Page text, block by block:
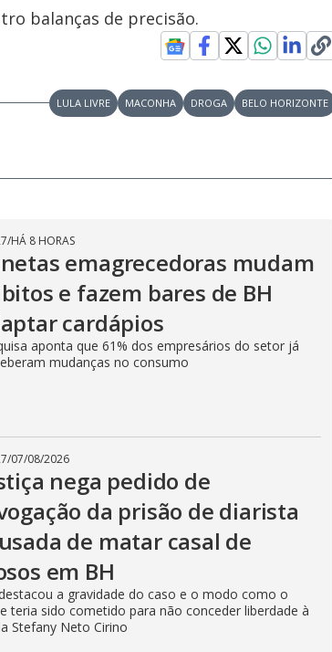
balanças de precisão.
LULA LIVRE MACONHA DROGA BELO HORIZONTE
/HÁ 8 HORAS
emagrecedoras mudam
e fazem bares de BH
cardápios
aponta que 61% dos empresários do setor já
mudanças no consumo
/07/08/2026
nega pedido de
da prisão de diarista
de matar casal de
em BH
a gravidade do caso e o modo como o
teria sido cometido para não conceder liberdade à
Stefany Neto Cirino